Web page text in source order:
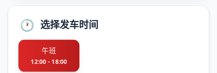
🕐 选择发车时间
午班
12:00 - 18:00